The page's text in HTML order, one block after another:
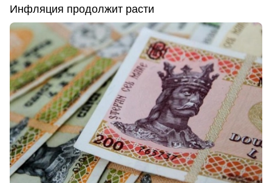
Инфляция продолжит расти